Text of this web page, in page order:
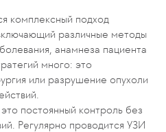
комплексный подход
различные методы
анамнеза пациента
много: это
или разрушение опухоли
постоянный контроль без
Регулярно проводится УЗИ